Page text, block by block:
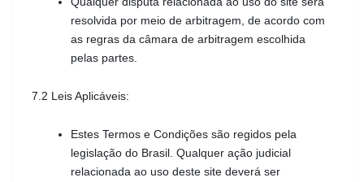
resolvida por meio de arbitragem, de acordo com
as regras da câmara de arbitragem escolhida
pelas partes.
7.2 Leis Aplicáveis:
Estes Termos e Condições são regidos pela
legislação do Brasil. Qualquer ação judicial
relacionada ao uso deste site deverá ser